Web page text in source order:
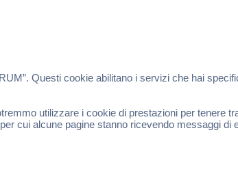
Questi cookie abilitano i servizi che hai
utilizzare i cookie di prestazioni per tenere
cui alcune pagine stanno ricevendo messaggi di